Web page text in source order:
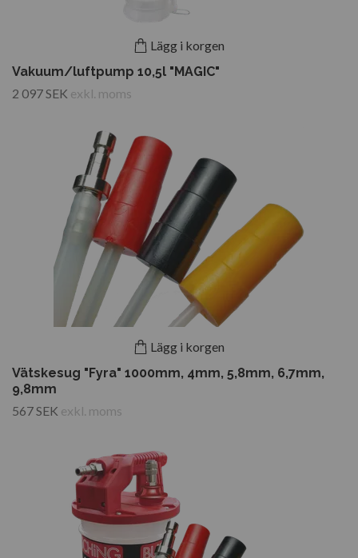
Lägg i korgen
Vakuum/luftpump 10,5l "MAGIC"
2 097 SEK exkl. moms
Lägg i korgen
Vätskesug "Fyra" 1000mm, 4mm, 5,8mm, 6,7mm,
9,8mm
567 SEK exkl. moms